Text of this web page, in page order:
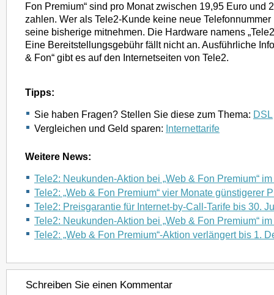
Fon Premium“ sind pro Monat zwischen 19,95 Euro und
zahlen. Wer als Tele2-Kunde keine neue
seine bisherige mitnehmen. Die Hardware namens
Eine Bereitstellungsgebühr fällt nicht an. Ausführliche
& Fon“ gibt es auf den Internetseiten von Tele2.
Tipps:
Sie haben Fragen? Stellen Sie diese zum Thema: DSL
Vergleichen und Geld sparen: Internettarife
Weitere News:
Tele2: Neukunden-Aktion bei „Web & Fon Premium“
Tele2: „Web & Fon Premium“ vier Monate günstigerer
Tele2: Preisgarantie für Internet-by-Call-Tarife bis 30.
Tele2: Neukunden-Aktion bei „Web & Fon Premium“
Tele2: „Web & Fon Premium“-Aktion verlängert bis 1.
Schreiben Sie einen Kommentar